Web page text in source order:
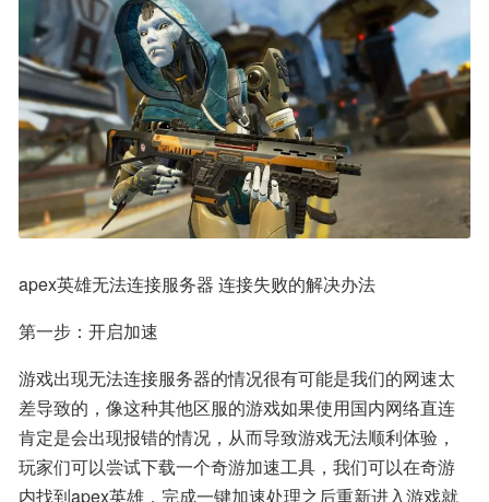
apex英雄无法连接服务器 连接失败的解决办法
第一步：开启加速
游戏出现无法连接服务器的情况很有可能是我们的网速太
差导致的，像这种其他区服的游戏如果使用国内网络直连
肯定是会出现报错的情况，从而导致游戏无法顺利体验，
玩家们可以尝试下载一个奇游加速工具，我们可以在奇游
内找到apex英雄，完成一键加速处理之后重新进入游戏就